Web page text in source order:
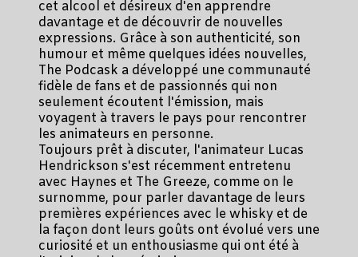
cet alcool et désireux d'en apprendre
davantage et de découvrir de nouvelles
expressions. Grâce à son authenticité, son
humour et même quelques idées nouvelles,
The Podcask a développé une communauté
fidèle de fans et de passionnés qui non
seulement écoutent l'émission, mais
voyagent à travers le pays pour rencontrer
les animateurs en personne.
Toujours prêt à discuter, l'animateur Lucas
Hendrickson s'est récemment entretenu
avec Haynes et The Greeze, comme on le
surnomme, pour parler davantage de leurs
premières expériences avec le whisky et de
la façon dont leurs goûts ont évolué vers une
curiosité et un enthousiasme qui ont été à